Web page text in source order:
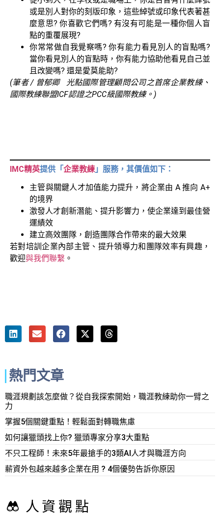
或是別人對你的刻版印象，這些綽號或印象代表著甚
麼意思? 你喜歡它們嗎? 有沒有可能是一種你個人盲
點的重覆展現?
你常常做自我覺察嗎? 你有能力看見別人的盲點嗎?
當你看見別人的盲點時，你有能力協助他看見自己並
且改變嗎? 還是愛莫能助?
(筆者 / 曾郁卿 光點國際管理顧問公司之首席企業教練、
國際教練聯盟ICF認證之PCC級國際教練。)
IMC精英提供「企業教練 」服務，其價值如下：
主管與關鍵人才加值能力提升，將企業由 A 推向 A+
的境界
激發人才創新潛能、提升影響力，使企業達到最佳營
運績效
建立高效團隊，創造團隊合作帶來的最大效果
若對培訓企業內部主管、提升領導力和團隊效率有興趣，
歡迎與我們聯繫 。
熱門文章
職涯規劃該怎麼做？從自我探索開始，職涯教練助你一臂之
力
掌握5個關鍵重點！輕鬆面對轉職焦慮
如何讓獵頭找上你? 獵頭專家分享3大重點
不只工程師！未來5年最搶手的3類AI人才與職涯方向
薪資外包越來越多企業在用 ? 4個優勢告訴你原因
人資觀點